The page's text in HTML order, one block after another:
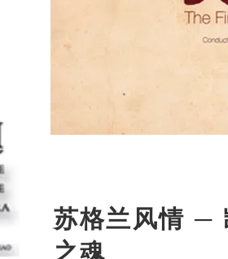
苏格兰风情 ─
之魂